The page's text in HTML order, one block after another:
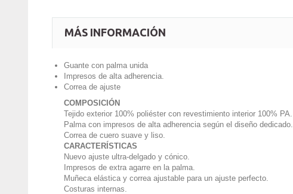
MÁS INFORMACIÓN
Guante con palma unida
Impresos de alta adherencia.
Correa de ajuste
COMPOSICIÓN
Tejido exterior 100% poliéster con revestimiento interior 100% PA.
Palma con impresos de alta adherencia según el diseño dedicado.
Correa de cuero suave y liso.
CARACTERÍSTICAS
Nuevo ajuste ultra-delgado y cónico.
Impresos de extra agarre en la palma.
Muñeca elástica y correa ajustable para un ajuste perfecto.
Costuras internas.